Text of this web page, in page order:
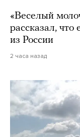
«Веселый
рассказал, что
из России
2 часа назад